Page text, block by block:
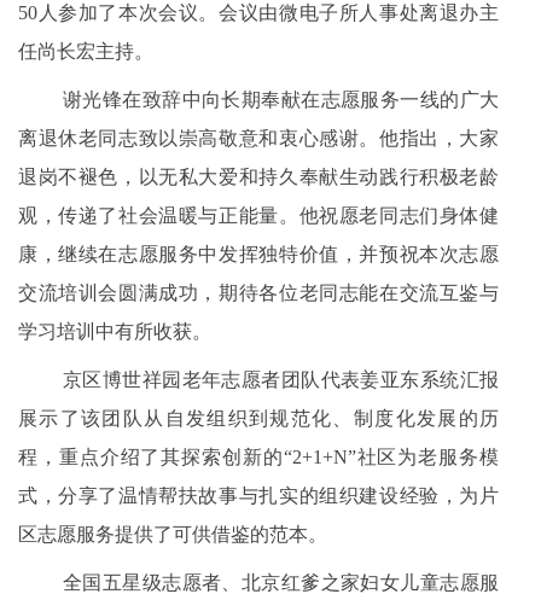
50人参加了本次会议。会议由微电子所人事处离退办主
任尚长宏主持。
谢光锋在致辞中向长期奉献在志愿服务一线的广大
离退休老同志致以崇高敬意和衷心感谢。他指出，大家
退岗不褪色，以无私大爱和持久奉献生动践行积极老龄
观，传递了社会温暖与正能量。他祝愿老同志们身体健
康，继续在志愿服务中发挥独特价值，并预祝本次志愿
交流培训会圆满成功，期待各位老同志能在交流互鉴与
学习培训中有所收获。
京区博世祥园老年志愿者团队代表姜亚东系统汇报
展示了该团队从自发组织到规范化、制度化发展的历
程，重点介绍了其探索创新的“2+1+N”社区为老服务模
式，分享了温情帮扶故事与扎实的组织建设经验，为片
区志愿服务提供了可供借鉴的范本。
全国五星级志愿者、北京红爹之家妇女儿童志愿服